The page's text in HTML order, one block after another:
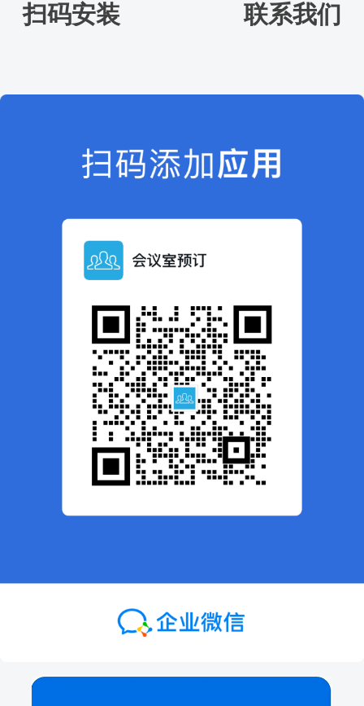
扫码安装 联系我们